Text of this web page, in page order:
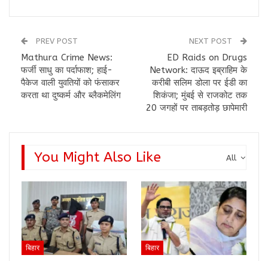
PREV POST
Mathura Crime News:
फर्जी साधु का पर्दाफाश; हाई-
पैकेज वाली युवतियों को फंसाकर
करता था दुष्कर्म और ब्लैकमेलिंग
NEXT POST
ED Raids on Drugs
Network: दाऊद इब्राहिम के
करीबी सलिम डोला पर ईडी का
शिकंजा; मुंबई से राजकोट तक
20 जगहों पर ताबड़तोड़ छापेमारी
All
You Might Also Like
बिहार बिहार